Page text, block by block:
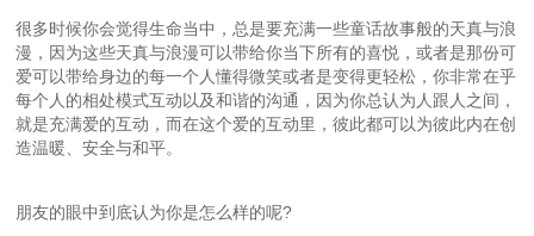
很多时候你会觉得生命当中，总是要充满一些童话故事般的天真与浪
漫，因为这些天真与浪漫可以带给你当下所有的喜悦，或者是那份可
爱可以带给身边的每一个人懂得微笑或者是变得更轻松，你非常在乎
每个人的相处模式互动以及和谐的沟通，因为你总认为人跟人之间，
就是充满爱的互动，而在这个爱的互动里，彼此都可以为彼此内在创
造温暖、安全与和平。
朋友的眼中到底认为你是怎么样的呢?